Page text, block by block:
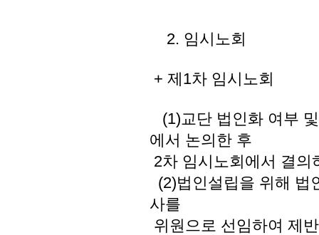
2. 임시노회
+ 제1차 임시노회
(1)교단 법인화 여부
에서 논의한 후
2차 임시노회에서 결의
(2)법인설립을 위해 법
사를
위원으로 선임하여 제